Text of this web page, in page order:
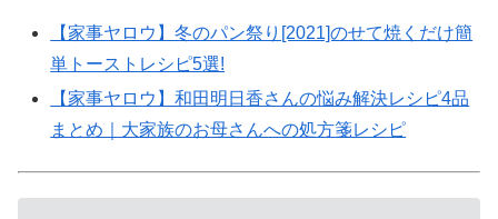
【家事ヤロウ】冬のパン祭り[2021]のせて焼くだけ簡
単トーストレシピ5選!
【家事ヤロウ】和田明日香さんの悩み解決レシピ4品
まとめ｜大家族のお母さんへの処方箋レシピ